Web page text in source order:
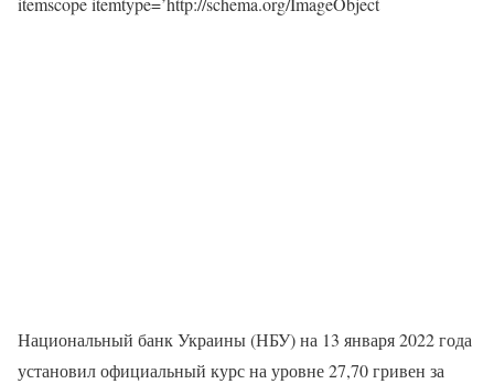
Национальный банк Украины (НБУ) на 13 января 2022 года
установил официальный курс на уровне 27,70 гривен за